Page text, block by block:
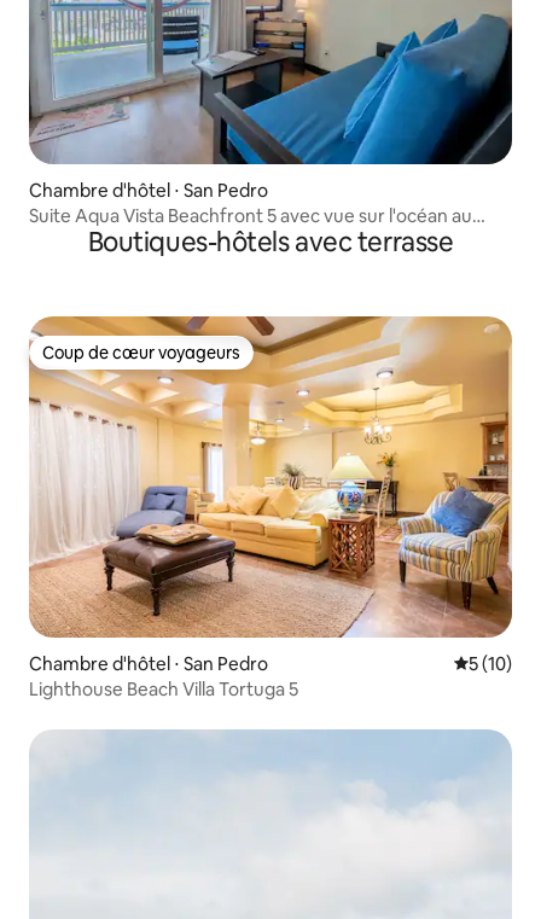
Chambre d'hôtel ⋅ San Pedro
Suite Aqua Vista Beachfront 5 avec vue sur l'océan au
dernier étageBoutiques-hôtels avec terrasse
Coup de cœur voyageurs
Coup de cœur voyageurs
Chambre d'hôtel ⋅ San Pedro
5 (10)
Lighthouse Beach Villa Tortuga 5